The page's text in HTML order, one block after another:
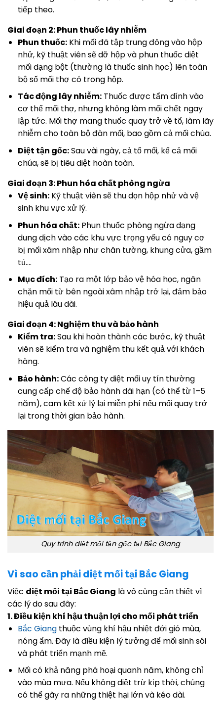
tiếp theo.
Giai đoạn 2: Phun thuốc lây nhiễm
Phun thuốc:Khi mối đã tập trung đông vào hộp
nhử, kỹ thuật viên sẽ dỡ hộp và phun thuốc diệt
mối dạng bột (thường là thuốc sinh học) lên toàn
bộ số mối thợ có trong hộp.
Tác động lây nhiễm:Thuốc được tẩm dính vào
cơ thể mối thợ, nhưng không làm mối chết ngay
lập tức. Mối thợ mang thuốc quay trở về tổ, làm lây
nhiễm cho toàn bộ đàn mối, bao gồm cả mối chúa.
Diệt tận gốc:Sau vài ngày, cả tổ mối, kể cả mối
chúa, sẽ bị tiêu diệt hoàn toàn.
Giai đoạn 3: Phun hóa chất phòng ngừa
Vệ sinh:Kỹ thuật viên sẽ thu dọn hộp nhử và vệ
sinh khu vực xử lý.
Phun hóa chất:Phun thuốc phòng ngừa dạng
dung dịch vào các khu vực trọng yếu có nguy cơ
bị mối xâm nhập như chân tường, khung cửa, gầm
tủ….
Mục đích:Tạo ra một lớp bảo vệ hóa học, ngăn
chặn mối từ bên ngoài xâm nhập trở lại, đảm bảo
hiệu quả lâu dài.
Giai đoạn 4: Nghiệm thu và bảo hành
Kiểm tra:Sau khi hoàn thành các bước, kỹ thuật
viên sẽ kiểm tra và nghiệm thu kết quả với khách
hàng.
Bảo hành:Các công ty diệt mối uy tín thường
cung cấp chế độ bảo hành dài hạn (có thể từ 1–5
năm), cam kết xử lý lại miễn phí nếu mối quay trở
lại trong thời gian bảo hành.
Quy trình diệt mối tận gốc tại Bắc Giang
Vì sao cần phải diệt mối tại Bắc Giang
Việc diệt mối tại Bắc Giang là vô cùng cần thiết vì
các lý do sau đây:
1. Điều kiện khí hậu thuận lợi cho mối phát triển
Bắc Giangthuộc vùng khí hậu nhiệt đới gió mùa,
nóng ẩm. Đây là điều kiện lý tưởng để mối sinh sôi
và phát triển mạnh mẽ.
Mối có khả năng phá hoại quanh năm, không chỉ
vào mùa mưa. Nếu không diệt trừ kịp thời, chúng
có thể gây ra những thiệt hại lớn và kéo dài.